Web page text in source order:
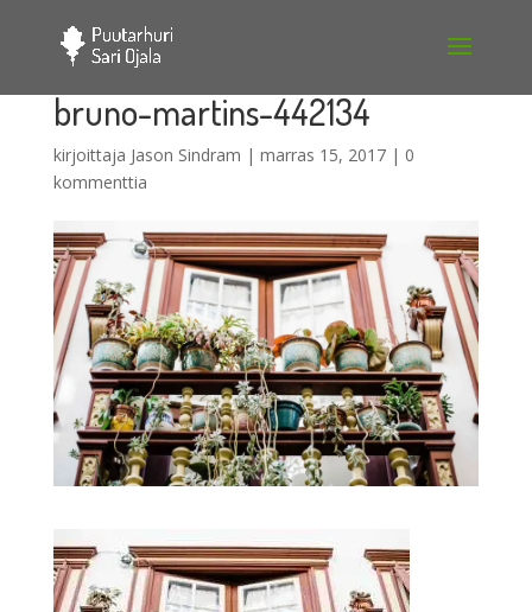
bruno-martins-442134
kirjoittaja Jason Sindram | marras 15, 2017| 0
kommenttia